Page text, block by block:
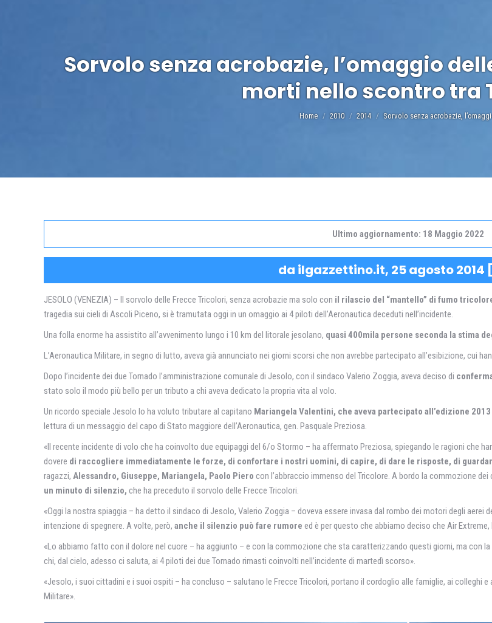
Sorvolo senza acrobazie, l’omaggio
morti nello scontro tra
Tu sei qui:
Home 2010 2014 Sorvolo senza acrobazie,
Ultimo aggiornamento: 18 Maggio 2022
da ilgazzettino.it, 25 agosto 2014 [
JESOLO (VENEZIA) – Il sorvolo delle Frecce Tricolori, senza acrobazie ma solo con il rilascio del “mantello” di fumo
tragedia sui cieli di Ascoli Piceno, si è tramutata oggi in un omaggio ai 4 piloti dell’Aeronautica deceduti nell’incidente.
Una folla enorme ha assistito all’avvenimento lungo i 10 km del litorale jesolano, quasi 400mila persone seconda la stima
L’Aeronautica Militare, in segno di lutto, aveva già annunciato nei giorni scorsi che non avrebbe partecipato all’esibizione, cui
Dopo l’incidente dei due Tornado l’amministrazione comunale di Jesolo, con il sindaco Valerio Zoggia, aveva deciso di
stato solo il modo più bello per un tributo a chi aveva dedicato la propria vita al volo.
Un ricordo speciale Jesolo lo ha voluto tributare al capitano Mariangela Valentini, che aveva partecipato all’edizione
lettura di un messaggio del capo di Stato maggiore dell’Aeronautica, gen. Pasquale Preziosa.
«Il recente incidente di volo che ha coinvolto due equipaggi del 6/o Stormo – ha affermato Preziosa, spiegando le ragioni che
dovere di raccogliere immediatamente le forze, di confortare i nostri uomini, di capire, di dare le risposte, di
ragazzi, Alessandro, Giuseppe, Mariangela, Paolo Piero con l’abbraccio immenso del Tricolore. A bordo la commozione
un minuto di silenzio, che ha preceduto il sorvolo delle Frecce Tricolori.
«Oggi la nostra spiaggia – ha detto il sindaco di Jesolo, Valerio Zoggia – doveva essere invasa dal rombo dei motori degli aerei
intenzione di spegnere. A volte, però, anche il silenzio può fare rumore ed è per questo che abbiamo deciso che Air
«Lo abbiamo fatto con il dolore nel cuore – ha aggiunto – e con la commozione che sta caratterizzando questi giorni, ma con
chi, dal cielo, adesso ci saluta, ai 4 piloti dei due Tornado rimasti coinvolti nell’incidente di martedì scorso».
«Jesolo, i suoi cittadini e i suoi ospiti – ha concluso – salutano le Frecce Tricolori, portano il cordoglio alle famiglie, ai colleghi
Militare».